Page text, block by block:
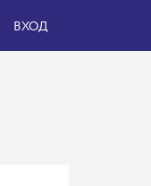
ВХОД